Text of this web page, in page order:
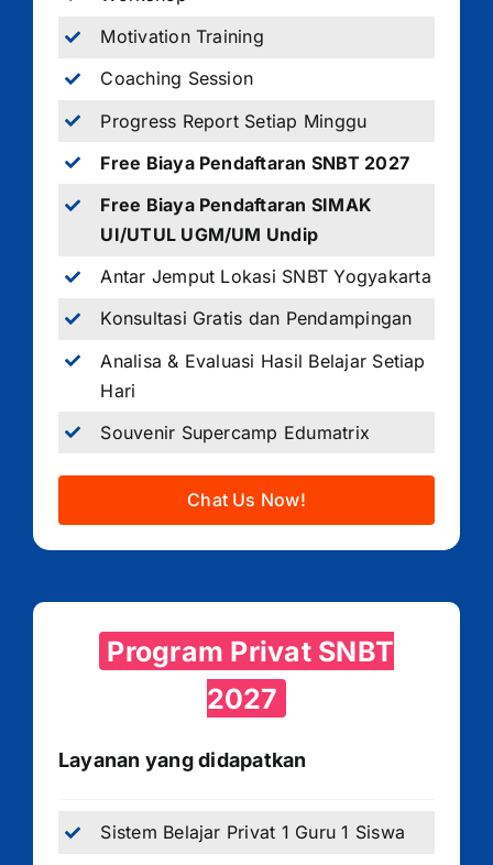
Motivation Training
Coaching Session
Progress Report Setiap Minggu
Free Biaya Pendaftaran SNBT 2027
Free Biaya Pendaftaran SIMAK
UI/UTUL UGM/UM Undip
Antar Jemput Lokasi SNBT Yogyakarta
Konsultasi Gratis dan Pendampingan
Analisa & Evaluasi Hasil Belajar Setiap
Hari
Souvenir Supercamp Edumatrix
Chat Us Now!
Program Privat SNBT
2027
Layanan yang didapatkan
Sistem Belajar Privat 1 Guru 1 Siswa